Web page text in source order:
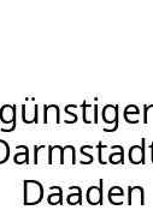
Daaden